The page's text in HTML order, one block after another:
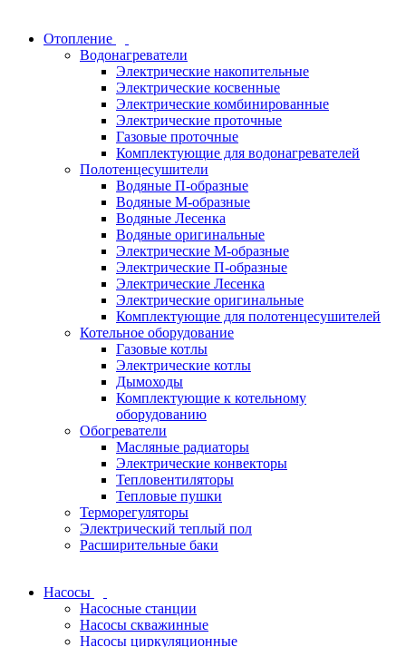
Отопление
Водонагреватели
Электрические накопительные
Электрические косвенные
Электрические комбинированные
Электрические проточные
Газовые проточные
Комплектующие для водонагревателей
Полотенцесушители
Водяные П-образные
Водяные М-образные
Водяные Лесенка
Водяные оригинальные
Электрические М-образные
Электрические П-образные
Электрические Лесенка
Электрические оригинальные
Комплектующие для полотенцесушителей
Котельное оборудование
Газовые котлы
Электрические котлы
Дымоходы
Комплектующие к котельному
оборудованию
Обогреватели
Масляные радиаторы
Электрические конвекторы
Тепловентиляторы
Тепловые пушки
Терморегуляторы
Электрический теплый пол
Расширительные баки
Насосы
Насосные станции
Насосы скважинные
Насосы циркуляционные